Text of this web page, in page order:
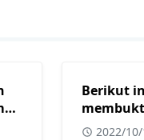
Berikut
benda
2022/10/